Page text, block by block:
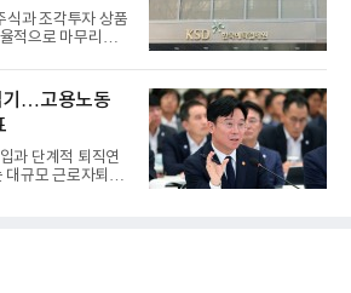
식과 조각투자 상품
적으로 마무리하기
기…고용노동
과 단계적 퇴직연
대규모 근로자퇴직